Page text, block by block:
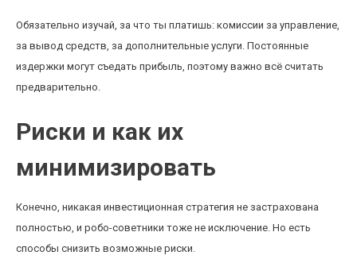
Обязательно изучай, за что ты платишь: комиссии за управление,
за вывод средств, за дополнительные услуги. Постоянные
издержки могут съедать прибыль, поэтому важно всё считать
предварительно.
Риски и как их
минимизировать
Конечно, никакая инвестиционная стратегия не застрахована
полностью, и робо-советники тоже не исключение. Но есть
способы снизить возможные риски.